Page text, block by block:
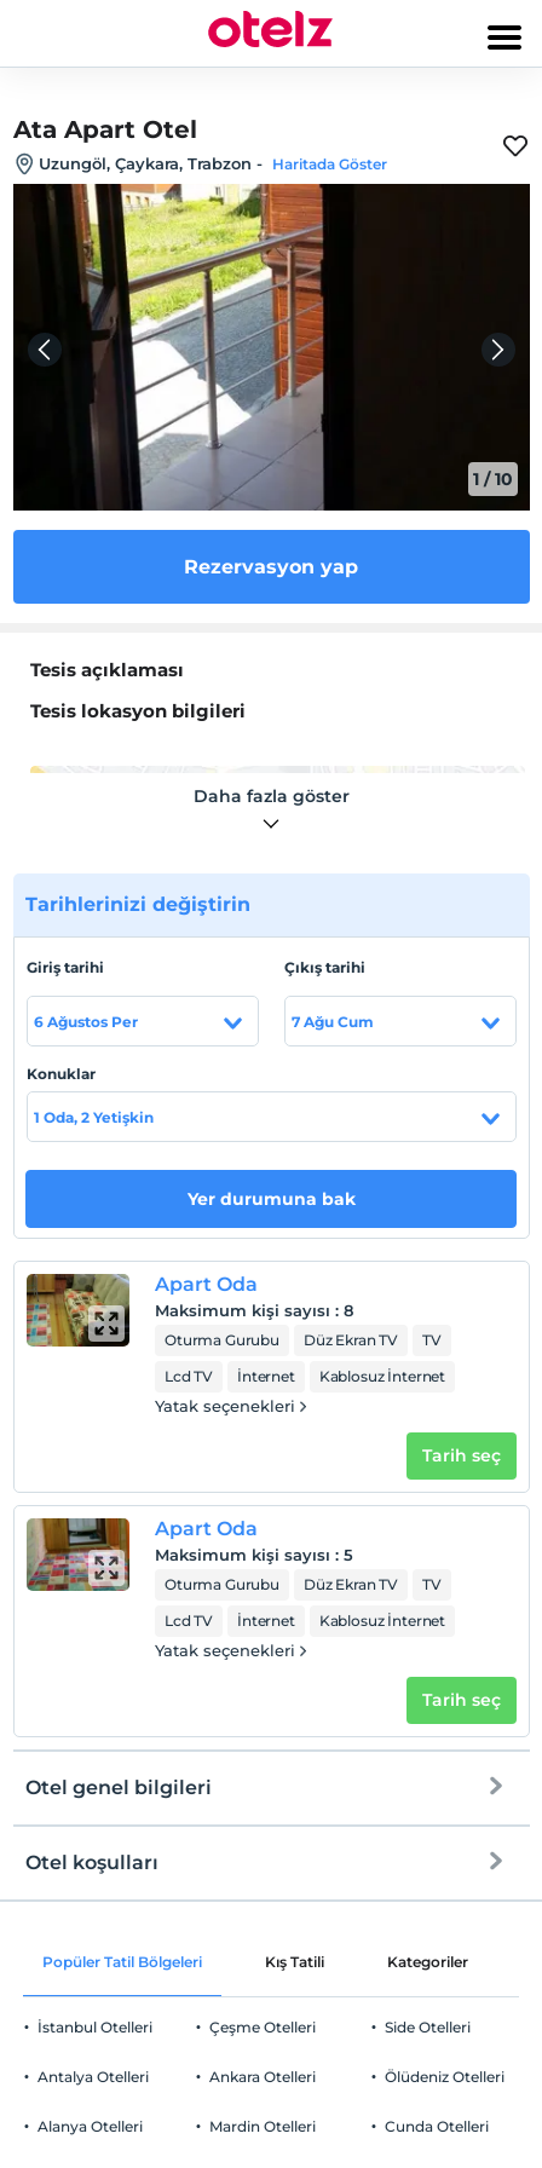
Ata Apart Otel
Uzungöl, Çaykara, Trabzon - Haritada Göster
1 /10
Rezervasyon yap
Tesis açıklaması
Tesis lokasyon bilgileri
Otel koşulları
Check/in
En erken saat 10:00 ve sonrası
Check/out
En geç saat 11:00 ve öncesi
Evcil hayvan kabul edilmemektedir.
Sigara
Odalarda sigara içilmez
Çocuklar
2 yaşına kadar olan bebekler ücretsizdir.
Her bir oda için 3 yaşına kadar 1 çocuk ücretsizdir
Daha fazla göster
Tarihlerinizi değiştirin
Giriş tarihi
6 Ağustos Per
Çıkış tarihi
7 Ağu Cum
Konuklar
1 Oda, 2 Yetişkin
Yer durumuna bak
Apart Oda
Maksimum kişi sayısı : 8
Oturma Gurubu Düz Ekran TV
TV
Lcd TV
İnternet Kablosuz İnternet
Yatak seçenekleri
Tarih seç
Apart Oda
Maksimum kişi sayısı : 5
Oturma Gurubu Düz Ekran TV
TV
Lcd TV
İnternet Kablosuz İnternet
Yatak seçenekleri
Tarih seç
Otel genel bilgileri
Ortak alanlar ve tüm odalar
Otopark
Otel koşulları
Check/in
Check/out
En geç saat 11:00 ve öncesi
Evcil Hayvan
Popüler Tatil Bölgeleri Kış Tatili Kategoriler
İstanbul Otelleri
Antalya Otelleri
Alanya Otelleri
Çeşme Otelleri
Ankara Otelleri
Mardin Otelleri
Side Otelleri
Ölüdeniz Otelleri
Cunda Otelleri